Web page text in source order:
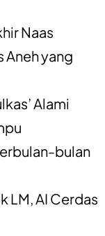
Naas
Aneh yang
Alami
bulan
LM, AI Cerdas